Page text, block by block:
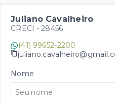
Juliano Cavalheiro
CRECI - 28456
(41) 99652-2200
Nome